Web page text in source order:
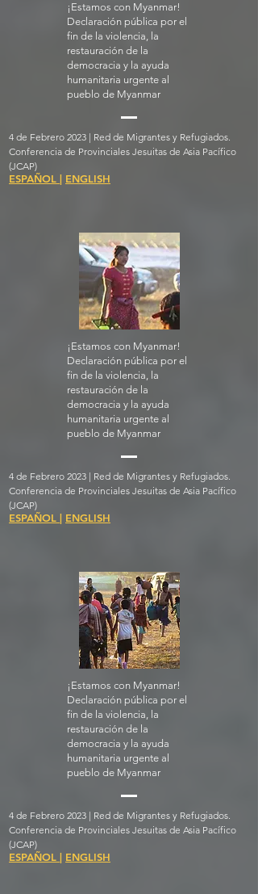
¡Estamos con Myanmar!
Declaración pública por el
fin de la violencia, la
restauración de la
democracia y la ayuda
humanitaria urgente al
pueblo de Myanmar
4 de Febrero 2023 | Red de Migrantes y Refugiados.
Conferencia de Provinciales Jesuitas de Asia Pacífico
(JCAP)
ESPAÑOL | ENGLISH
¡Estamos con Myanmar!
Declaración pública por el
fin de la violencia, la
restauración de la
democracia y la ayuda
humanitaria urgente al
pueblo de Myanmar
4 de Febrero 2023 | Red de Migrantes y Refugiados.
Conferencia de Provinciales Jesuitas de Asia Pacífico
(JCAP)
ESPAÑOL | ENGLISH
¡Estamos con Myanmar!
Declaración pública por el
fin de la violencia, la
restauración de la
democracia y la ayuda
humanitaria urgente al
pueblo de Myanmar
4 de Febrero 2023 | Red de Migrantes y Refugiados.
Conferencia de Provinciales Jesuitas de Asia Pacífico
(JCAP)
ESPAÑOL | ENGLISH